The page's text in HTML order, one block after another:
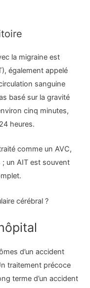
la migraine est
également appelé
sanguine
basé sur la gravité
cinq minutes,
heures.
comme un AVC,
un AIT est souvent
cérébral ?
d’un accident
traitement précoce
terme d’un accident